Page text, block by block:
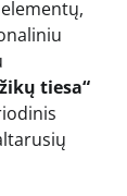
tiesa“